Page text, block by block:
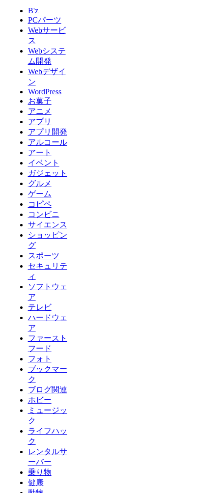
B'z
PCパーツ
Webサービ
ス
Webシステ
ム開発
Webデザイ
ン
WordPress
お菓子
アニメ
アプリ
アプリ開発
アルコール
アート
イベント
ガジェット
グルメ
ゲーム
コピペ
コンビニ
サイエンス
ショッピン
グ
スポーツ
セキュリテ
ィ
ソフトウェ
ア
テレビ
ハードウェ
ア
ファースト
フード
フォト
ブックマー
ク
ブログ関連
ホビー
ミュージッ
ク
ライフハッ
ク
レンタルサ
ーバー
乗り物
健康